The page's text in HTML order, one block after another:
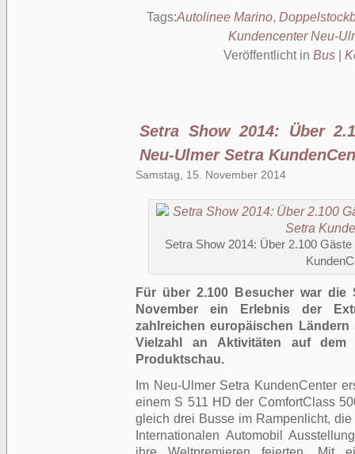
Tags:Autolinee Marino,
Kundencenter Neu-
Veröffentlicht in Bus|
Setra Show 2014: Über
Neu-Ulmer Setra
Samstag, 15. November 2014
Setra Show 2014: Über 2.100
Für über 2.100 Besucher war
November ein Erlebnis der
zahlreichen europäischen
Vielzahl an Aktivitäten auf dem
Produktschau.
Im Neu-Ulmer Setra KundenCenter
einem S 511 HD der ComfortClass
gleich drei Busse im Rampenlicht,
Internationalen Automobil